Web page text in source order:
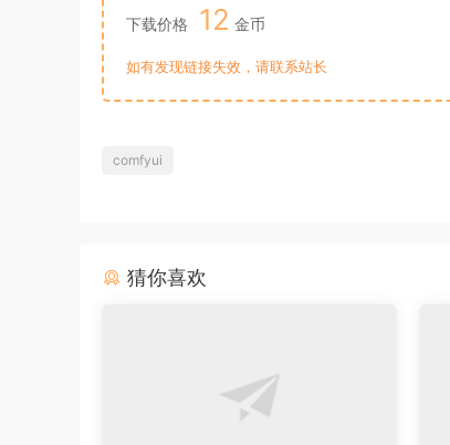
下载价格 12 金币
如有发现链接失效，请联系站长
comfyui
猜你喜欢